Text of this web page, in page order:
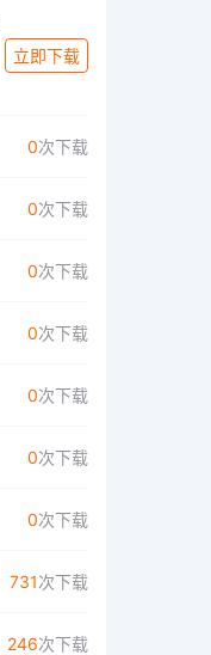
立即下载
0次下载
0次下载
0次下载
0次下载
0次下载
0次下载
0次下载
731次下载
246次下载